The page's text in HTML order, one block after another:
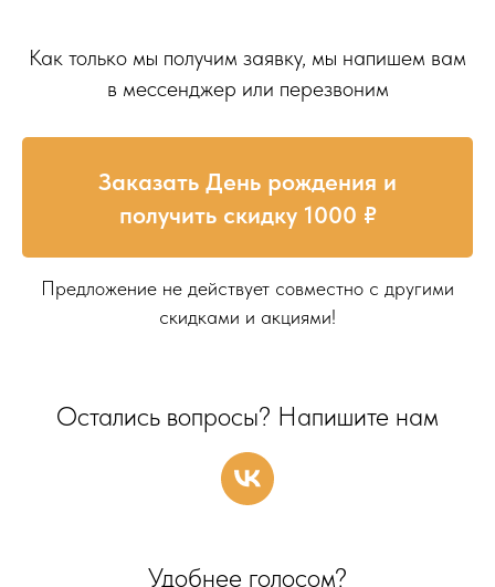
Как только мы получим заявку, мы напишем вам
в мессенджер или перезвоним
Заказать День рождения и
получить скидку 1000 ₽
Предложение не действует совместно с другими
скидками и акциями!
Остались вопросы? Напишите нам
Удобнее голосом?